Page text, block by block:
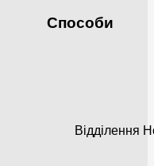
Способи
Відділення